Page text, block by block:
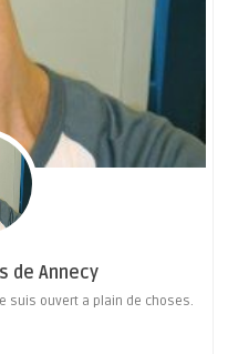
de Annecy
suis ouvert a plain de choses.